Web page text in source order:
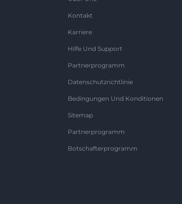
Kontakt
Karriere
Hilfe Und Support
Partnerprogramm
Datenschutzrichtlinie
Bedingungen Und Konditionen
Sitemap
Partnerprogramm
Botschafterprogramm